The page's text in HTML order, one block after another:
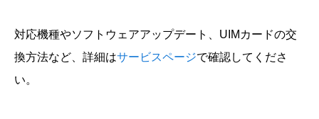
対応機種やソフトウェアアップデート、UIMカードの交
換方法など、詳細はサービスページで確認してくださ
い。